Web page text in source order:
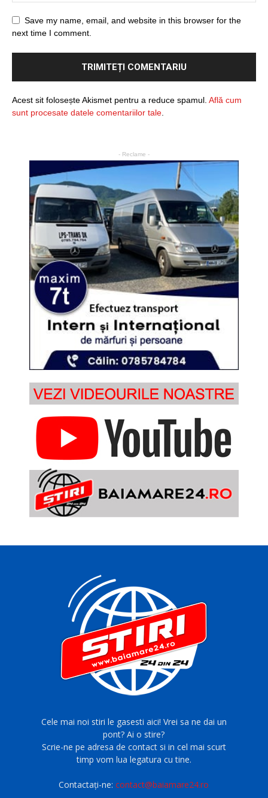
Save my name, email, and website in this browser for the
next time I comment.
Acest sit folosește Akismet pentru a reduce spamul. Află cum
sunt procesate datele comentariilor tale
- Reclame -
Cele mai noi stiri le gasesti aici! Vrei sa ne dai un
pont? Ai o stire?
Scrie-ne pe adresa de contact si in cel mai scurt
timp vom lua legatura cu tine.
Contactați-ne:contact@baiamare24.ro